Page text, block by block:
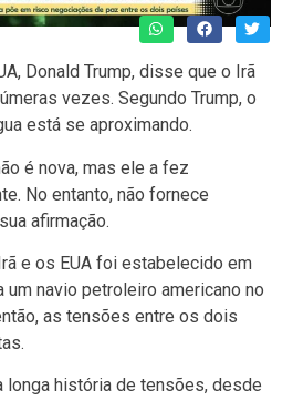
Donald Trump, disse que o Irã
vezes. Segundo Trump, o
está se aproximando.
é nova, mas ele a fez
No entanto, não fornece
afirmação.
e os EUA foi estabelecido em
um navio petroleiro americano no
as tensões entre os dois
longa história de tensões, desde